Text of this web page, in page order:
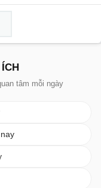
tâm mỗi ngày